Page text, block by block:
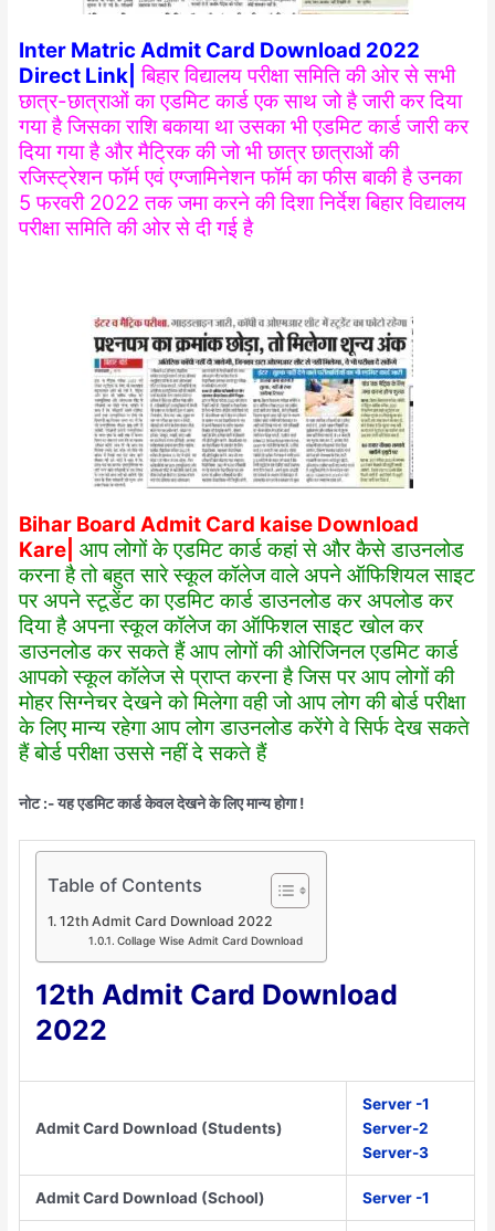
Inter Matric Admit Card Download 2022
Direct Link| बिहार विद्यालय परीक्षा समिति की ओर से सभी
छात्र-छात्राओं का एडमिट कार्ड एक साथ जो है जारी कर दिया
गया है जिसका राशि बकाया था उसका भी एडमिट कार्ड जारी कर
दिया गया है और मैट्रिक की जो भी छात्र छात्राओं की
रजिस्ट्रेशन फॉर्म एवं एग्जामिनेशन फॉर्म का फीस बाकी है उनका
5 फरवरी 2022 तक जमा करने की दिशा निर्देश बिहार विद्यालय
परीक्षा समिति की ओर से दी गई है
Bihar Board Admit Card kaise Download
Kare| आप लोगों के एडमिट कार्ड कहां से और कैसे डाउनलोड
करना है तो बहुत सारे स्कूल कॉलेज वाले अपने ऑफिशियल साइट
पर अपने स्टूडेंट का एडमिट कार्ड डाउनलोड कर अपलोड कर
दिया है अपना स्कूल कॉलेज का ऑफिशल साइट खोल कर
डाउनलोड कर सकते हैं आप लोगों की ओरिजिनल एडमिट कार्ड
आपको स्कूल कॉलेज से प्राप्त करना है जिस पर आप लोगों की
मोहर सिग्नेचर देखने को मिलेगा वही जो आप लोग की बोर्ड परीक्षा
के लिए मान्य रहेगा आप लोग डाउनलोड करेंगे वे सिर्फ देख सकते
हैं बोर्ड परीक्षा उससे नहीं दे सकते हैं
नोट :- यह एडमिट कार्ड केवल देखने के लिए मान्य होगा !
Table of Contents
12th Admit Card Download 2022
Collage Wise Admit Card Download
12th Admit Card Download
2022
Admit Card Download (Students)
Server -1
Server-2
Server-3
Admit Card Download (School) Server -1